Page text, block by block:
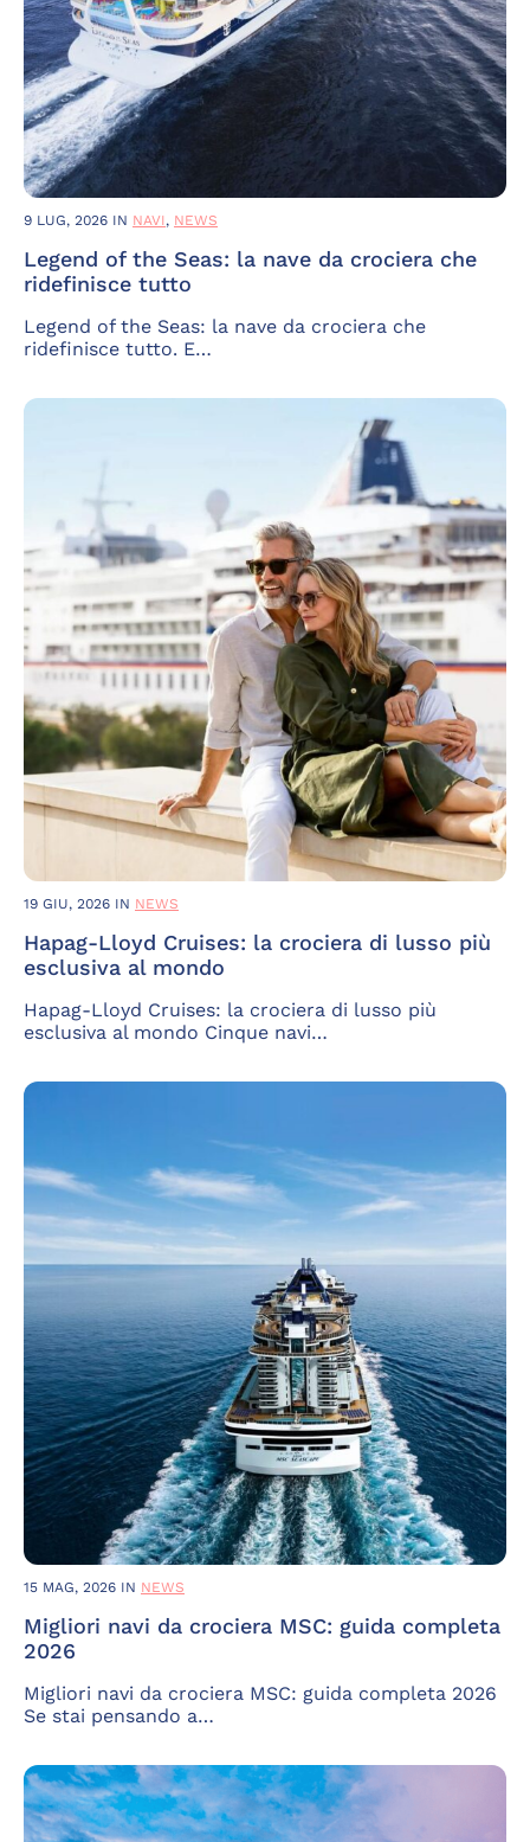
9 LUG, 2026 IN NAVI, NEWS
Legend of the Seas: la nave da crociera che
ridefinisce tutto
Legend of the Seas: la nave da crociera che
ridefinisce tutto. E…
19 GIU, 2026 IN NEWS
Hapag-Lloyd Cruises: la crociera di lusso più
esclusiva al mondo
Hapag-Lloyd Cruises: la crociera di lusso più
esclusiva al mondo Cinque navi…
15 MAG, 2026 IN NEWS
Migliori navi da crociera MSC: guida completa
2026
Migliori navi da crociera MSC: guida completa 2026
Se stai pensando a…